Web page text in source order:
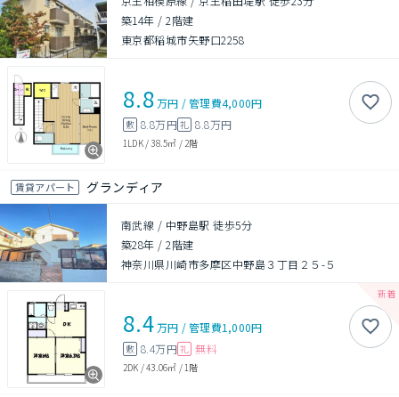
築14年 /2階建
東京都稲城市矢野口2258
8.8万円 /管理費4,000円
敷 8.8万円礼 8.8万円
1LDK/38.5㎡ / 2階
賃貸アパート グランディア
南武線 / 中野島駅 徒歩5分
築28年 /2階建
神奈川県川崎市多摩区中野島３丁目２５-５
8.4万円 /管理費1,000円
敷 8.4万円 礼 無料
2DK /43.06㎡ / 1階